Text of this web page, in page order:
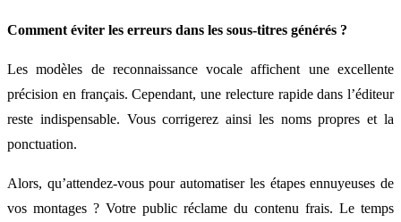
Comment éviter les erreurs dans les sous-titres générés ?
Les modèles de reconnaissance vocale affichent une excellente
précision en français. Cependant, une relecture rapide dans l’éditeur
reste indispensable. Vous corrigerez ainsi les noms propres et la
ponctuation.
Alors, qu’attendez-vous pour automatiser les étapes ennuyeuses de
vos montages ? Votre public réclame du contenu frais. Le temps